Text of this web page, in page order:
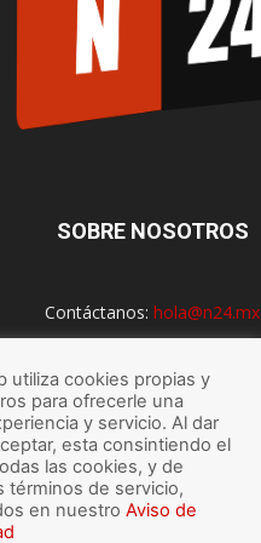
SOBRE NOSOTROS
Contáctanos: hola@n24.mx
SÍGUENOS
utiliza cookies propias y
para ofrecerle una
y servicio. Al dar
esta consintiendo el
las cookies, y de
términos de servicio,
en nuestro Aviso de